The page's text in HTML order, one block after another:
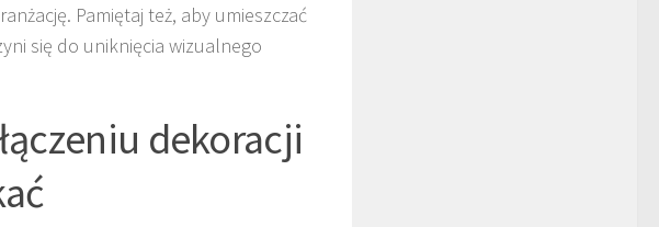
Pamiętaj też, aby umieszczać
się do uniknięcia wizualnego
dekoracji